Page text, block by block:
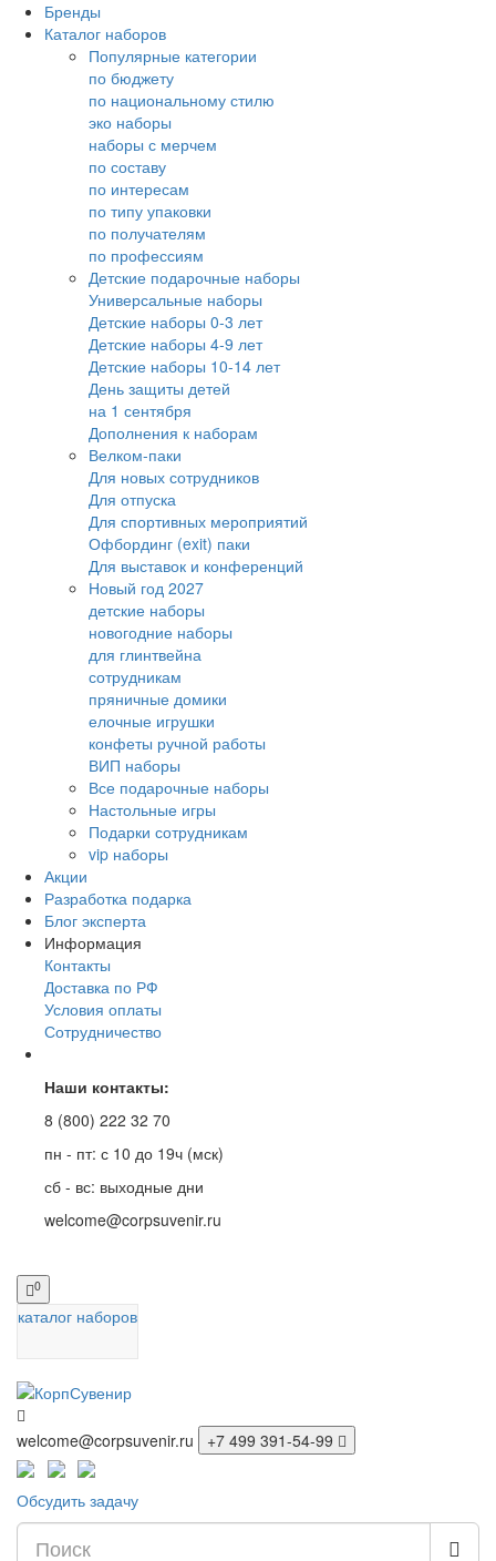
Бренды
Каталог наборов
Популярные категории
по бюджету
по национальному стилю
эко наборы
наборы с мерчем
по составу
по интересам
по типу упаковки
по получателям
по профессиям
Детские подарочные наборы
Универсальные наборы
Детские наборы 0-3 лет
Детские наборы 4-9 лет
Детские наборы 10-14 лет
День защиты детей
на 1 сентября
Дополнения к наборам
Велком-паки
Для новых сотрудников
Для отпуска
Для спортивных мероприятий
Офбординг (exit) паки
Для выставок и конференций
Новый год 2027
детские наборы
новогодние наборы
для глинтвейна
сотрудникам
пряничные домики
елочные игрушки
конфеты ручной работы
ВИП наборы
Все подарочные наборы
Настольные игры
Подарки сотрудникам
vip наборы
Акции
Разработка подарка
Блог эксперта
Информация
Контакты
Доставка по РФ
Условия оплаты
Сотрудничество
Наши контакты:
8 (800) 222 32 70
пн - пт: с 10 до 19ч (мск)
сб - вс: выходные дни
welcome@corpsuvenir.ru
0
каталог наборов
welcome@corpsuvenir.ru +7 499 391-54-99
Обсудить задачу